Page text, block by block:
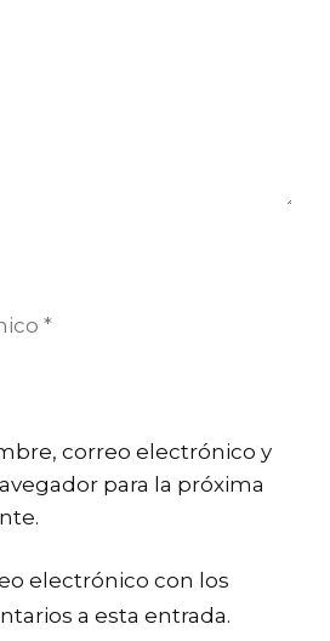
correo electrónico y
para la próxima
electrónico con los
a esta entrada.